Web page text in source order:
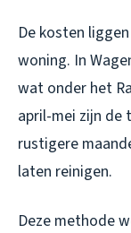
De kosten
woning. In
wat onder het
april-mei zijn de
rustigere
laten reinigen.
Deze methode